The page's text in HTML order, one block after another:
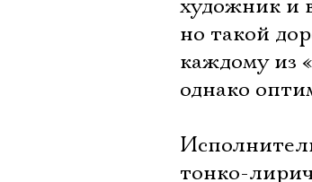
художник и
но такой
каждому из
однако
тонко-